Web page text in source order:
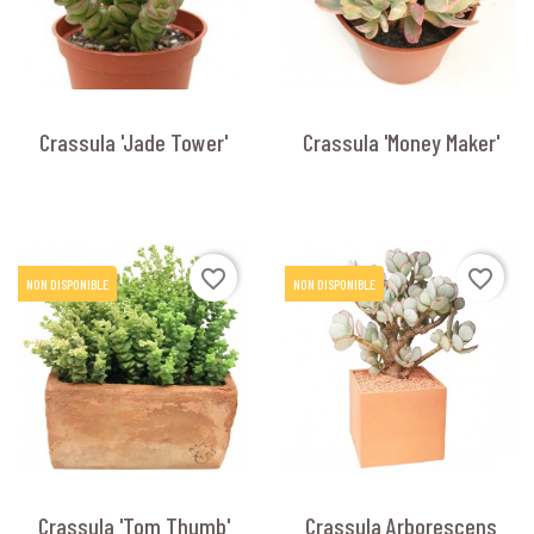
Crassula 'Jade Tower' Crassula 'Money Maker'
NON DISPONIBLE favorite_border
Crassula 'Tom Thumb'
NON DISPONIBLE favorite_border
Crassula Arborescens